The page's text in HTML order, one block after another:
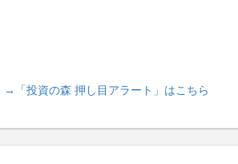
→「投資の森 押し目アラート」はこちら